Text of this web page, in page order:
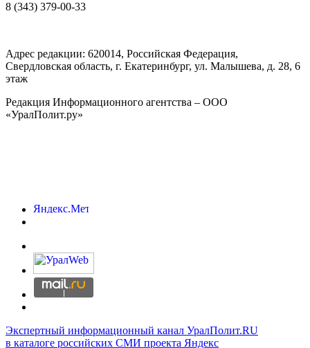
8 (343) 379-00-33
Адрес редакции: 620014, Российская Федерация,
Свердловская область, г. Екатеринбург, ул. Малышева, д. 28, 6
этаж
Редакция Информационного агентства – ООО
«УралПолит.ру»
Экспертный информационный канал УралПолит.RU
в каталоге российских СМИ проекта Яндекс